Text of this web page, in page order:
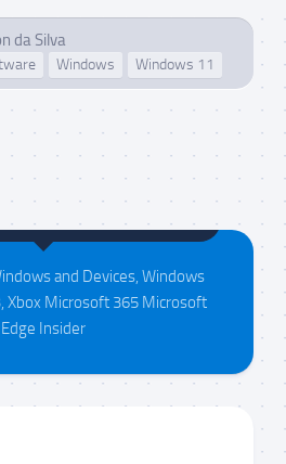
da Silva
Windows Windows 11
da Silva
and Devices, Windows
Xbox Microsoft 365 Microsoft
Edge Insider